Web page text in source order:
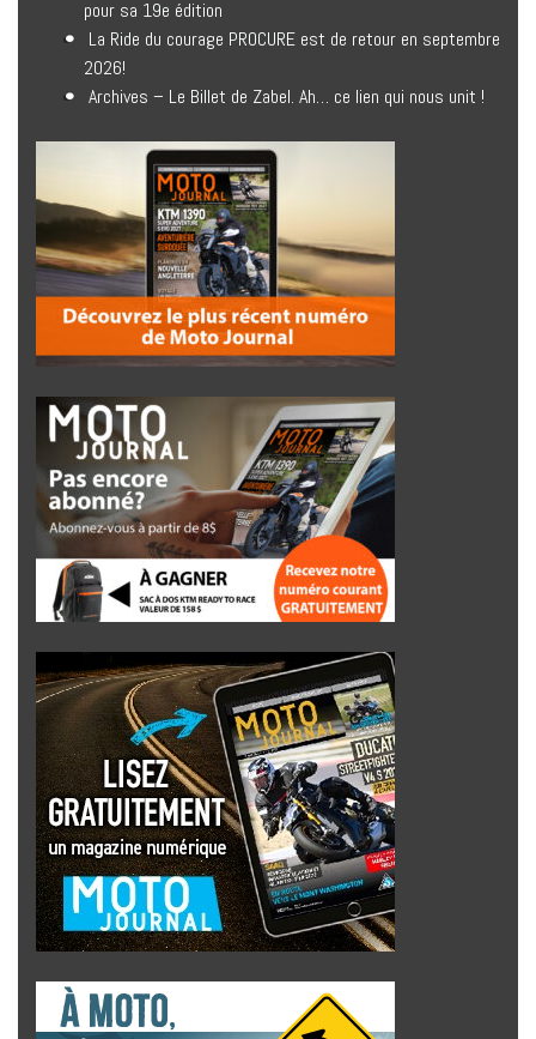
pour sa 19e édition
La Ride du courage PROCURE est de retour en septembre
2026!
Archives – Le Billet de Zabel. Ah… ce lien qui nous unit !